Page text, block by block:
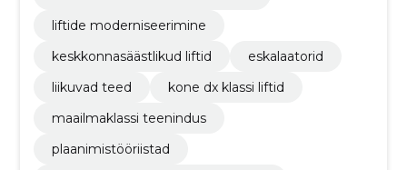
liftide moderniseerimine
keskkonnasäästlikud liftid
eskalaatorid
liikuvad teed
kone dx klassi liftid
maailmaklassi teenindus
plaanimistööriistad